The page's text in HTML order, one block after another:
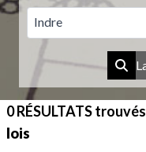
Indre
0 RÉSULTATS
lois